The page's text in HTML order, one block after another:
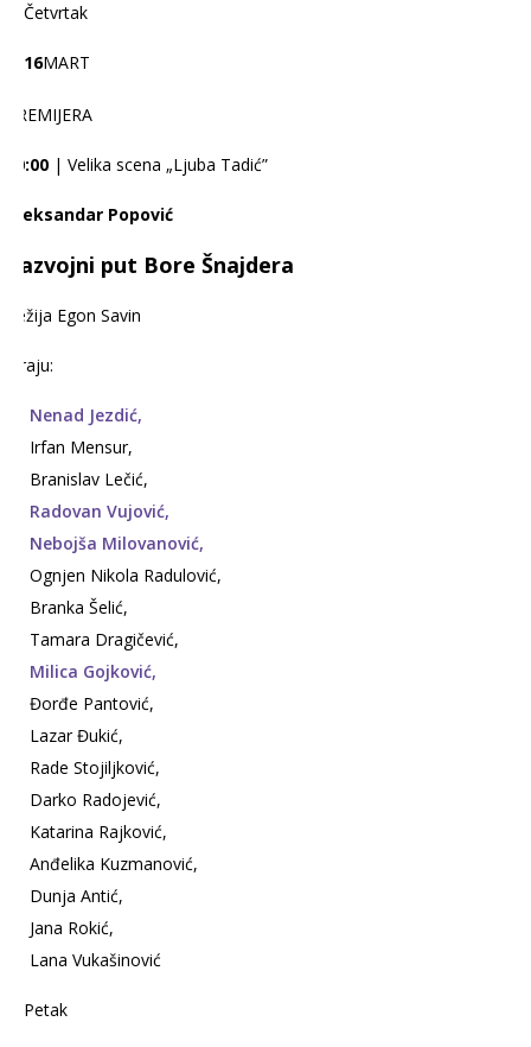
Četvrtak
16MART
PREMIJERA
20:00 | Velika scena „Ljuba Tadić”
Aleksandar Popović
Razvojni put Bore Šnajdera
Režija Egon Savin
Igraju:
Nenad Jezdić,
Irfan Mensur,
Branislav Lečić,
Radovan Vujović,
Nebojša Milovanović,
Ognjen Nikola Radulović,
Branka Šelić,
Tamara Dragičević,
Milica Gojković,
Đorđe Pantović,
Lazar Đukić,
Rade Stojiljković,
Darko Radojević,
Katarina Rajković,
Anđelika Kuzmanović,
Dunja Antić,
Jana Rokić,
Lana Vukašinović
Petak